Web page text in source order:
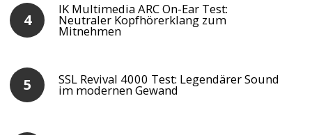
IK Multimedia ARC On-Ear Test:
Neutraler Kopfhörerklang zum
Mitnehmen
SSL Revival 4000 Test: Legendärer Sound
im modernen Gewand